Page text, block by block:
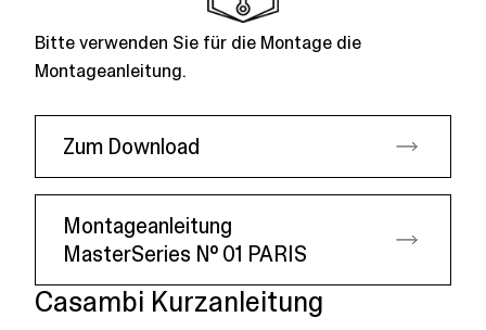
Bitte verwenden Sie für die Montage die
Montageanleitung.
Zum Download
Montageanleitung
MasterSeries № 01 PARIS
Casambi Kurzanleitung